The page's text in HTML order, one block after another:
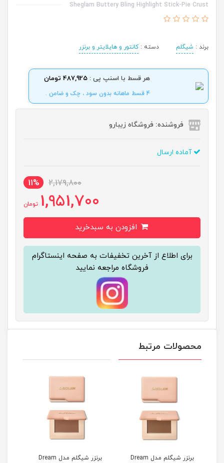
Sheglam Buttery Bling Highlight Stick-Pie Crust
برند : شیگلم دسته :کانتور و هایلایتر و برنزر
هر قسط با اسنپ پی : 487,925 تومان
4 قسط ماهانه بدون سود ، چک و ضامن .
فروشنده: فروشگاه زیبارو
آماده ارسال
2,179,800
11%
1,951,700 تومان
برای اطلاع از آخرین تخفیفات به صفحه اینستاگرام
فروشگاه مراجعه نمایید
محصولات مرتبط
برنزر شیگلم مدل Dream
برنزر شیگلم مدل Dream